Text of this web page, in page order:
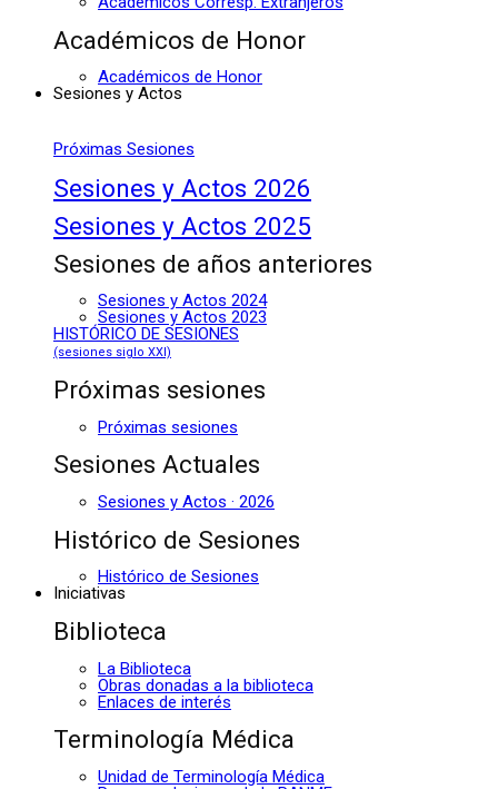
Académicos de Honor
Académicos de Honor
Sesiones y Actos
Próximas Sesiones
Sesiones y Actos 2026
Sesiones y Actos 2025
Sesiones de años anteriores
Sesiones y Actos 2024
Sesiones y Actos 2023
HISTÓRICO DE SESIONES
(sesiones siglo XXI)
Próximas sesiones
Próximas sesiones
Sesiones Actuales
Sesiones y Actos · 2026
Histórico de Sesiones
Histórico de Sesiones
Iniciativas
Biblioteca
La Biblioteca
Obras donadas a la biblioteca
Enlaces de interés
Terminología Médica
Unidad de Terminología Médica